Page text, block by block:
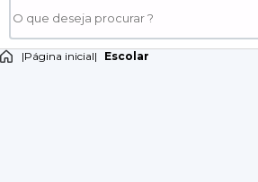
|Página inicial| Escolar